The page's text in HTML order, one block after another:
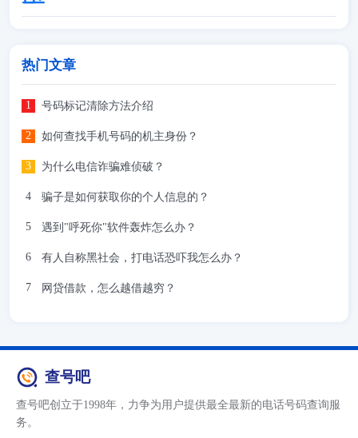
热门文章
号码标记清除方法介绍
如何查找手机号码的机主身份？
为什么电信诈骗难侦破？
骗子是如何获取你的个人信息的？
遇到"呼死你"软件轰炸怎么办？
有人自称黑社会，打电话恐吓我怎么办？
网贷借款，怎么越借越穷？
查号吧
查号吧创立于1998年，力争为用户提供最全最新的电话号码查询服
务。